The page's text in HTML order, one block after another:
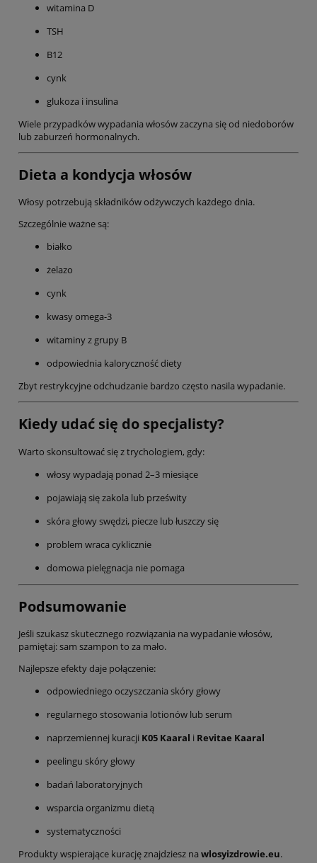
witamina D
TSH
B12
cynk
glukoza i insulina
Wiele przypadków wypadania włosów zaczyna się od niedoborów
lub zaburzeń hormonalnych.
Dieta a kondycja włosów
Włosy potrzebują składników odżywczych każdego dnia.
Szczególnie ważne są:
białko
żelazo
cynk
kwasy omega-3
witaminy z grupy B
odpowiednia kaloryczność diety
Zbyt restrykcyjne odchudzanie bardzo często nasila wypadanie.
Kiedy udać się do specjalisty?
Warto skonsultować się z trychologiem, gdy:
włosy wypadają ponad 2–3 miesiące
pojawiają się zakola lub prześwity
skóra głowy swędzi, piecze lub łuszczy się
problem wraca cyklicznie
domowa pielęgnacja nie pomaga
Podsumowanie
Jeśli szukasz skutecznego rozwiązania na wypadanie włosów,
pamiętaj: sam szampon to za mało.
Najlepsze efekty daje połączenie:
odpowiedniego oczyszczania skóry głowy
regularnego stosowania lotionów lub serum
naprzemiennej kuracji K05 Kaaral i Revitae Kaaral
peelingu skóry głowy
badań laboratoryjnych
wsparcia organizmu dietą
systematyczności
Produkty wspierające kurację znajdziesz na wlosyizdrowie.eu.